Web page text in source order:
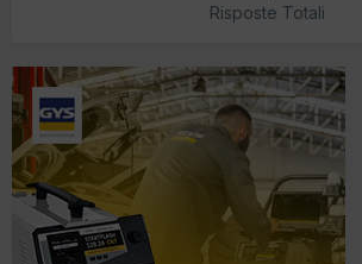
Risposte Totali